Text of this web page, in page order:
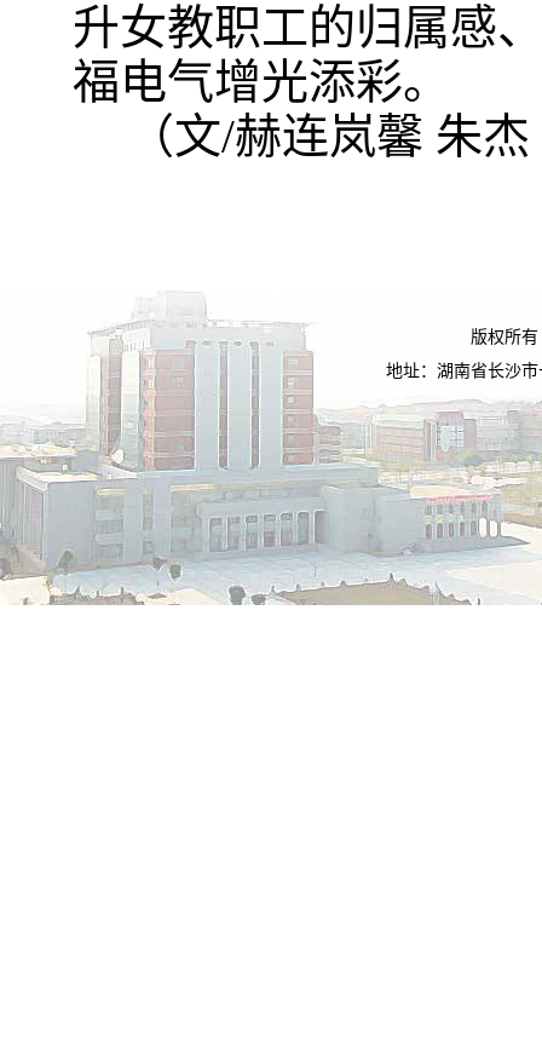
升女教职工的归属感
福电气增光添彩。
（文/赫连岚馨 朱杰
版权所
地址：湖南省长沙